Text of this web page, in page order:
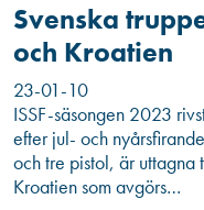
Svenska
och Kroatien
23-01-10
ISSF-säsongen 2023
efter jul- och
och tre pistol, är
Kroatien som avgörs…